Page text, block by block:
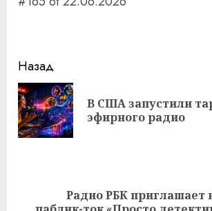
Навигация
записи
Назад
В США запустили
эфирного радио
СледующаяРадио РБК приглашает